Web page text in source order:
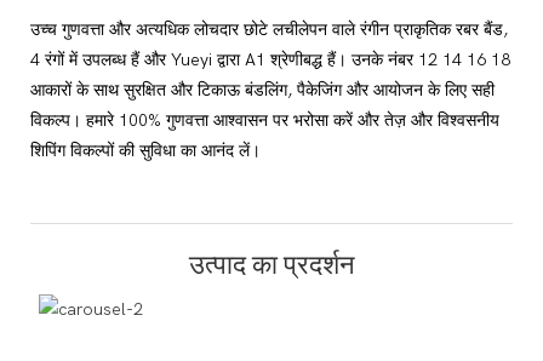
उच्च गुणवत्ता और अत्यधिक लोचदार छोटे लचीलेपन वाले रंगीन प्राकृतिक रबर बैंड,
4 रंगों में उपलब्ध हैं और Yueyi द्वारा A1 श्रेणीबद्ध हैं। उनके नंबर 12 14 16 18
आकारों के साथ सुरक्षित और टिकाऊ बंडलिंग, पैकेजिंग और आयोजन के लिए सही
विकल्प। हमारे 100% गुणवत्ता आश्वासन पर भरोसा करें और तेज़ और विश्वसनीय
शिपिंग विकल्पों की सुविधा का आनंद लें।
उत्पाद का प्रदर्शन